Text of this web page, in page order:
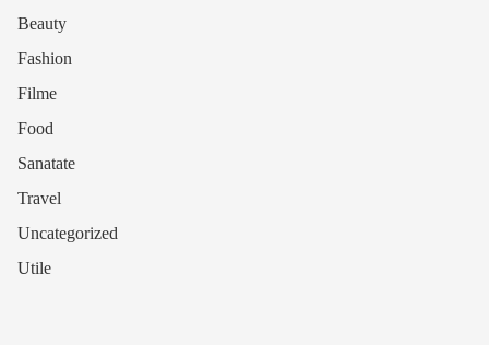
Beauty
Fashion
Filme
Food
Sanatate
Travel
Uncategorized
Utile